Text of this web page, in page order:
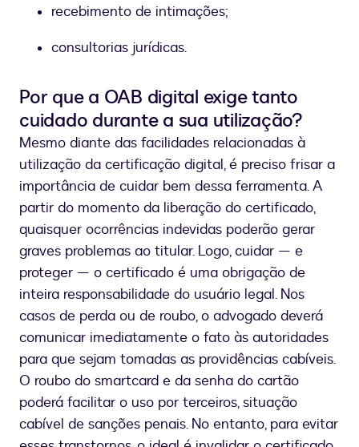
recebimento de intimações;
consultorias jurídicas.
Por que a OAB digital exige tanto
cuidado durante a sua utilização?
Mesmo diante das facilidades relacionadas à
utilização da certificação digital, é preciso frisar a
importância de cuidar bem dessa ferramenta. A
partir do momento da liberação do certificado,
quaisquer ocorrências indevidas poderão gerar
graves problemas ao titular. Logo, cuidar — e
proteger — o certificado é uma obrigação de
inteira responsabilidade do usuário legal. Nos
casos de perda ou de roubo, o advogado deverá
comunicar imediatamente o fato às autoridades
para que sejam tomadas as providências cabíveis.
O roubo do smartcard e da senha do cartão
poderá facilitar o uso por terceiros, situação
cabível de sanções penais. No entanto, para evitar